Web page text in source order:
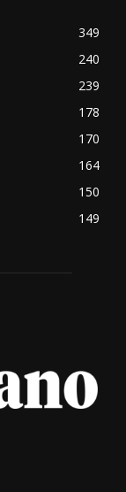
349
240
239
178
170
164
150
149